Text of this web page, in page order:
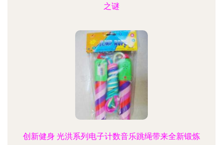
之谜
创新健身 光洪系列电子计数音乐跳绳带来全新锻炼